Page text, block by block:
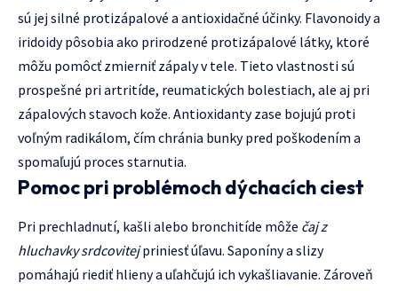
sú jej silné protizápalové a antioxidačné účinky. Flavonoidy a
iridoidy pôsobia ako prirodzené protizápalové látky, ktoré
môžu pomôcť zmierniť zápaly v tele. Tieto vlastnosti sú
prospešné pri artritíde, reumatických bolestiach, ale aj pri
zápalových stavoch kože. Antioxidanty zase bojujú proti
voľným radikálom, čím chránia bunky pred poškodením a
spomaľujú proces starnutia.
Pomoc pri problémoch dýchacích ciest
Pri prechladnutí, kašli alebo bronchitíde môže čaj z
hluchavky srdcovitejpriniesť úľavu. Saponíny a slizy
pomáhajú riediť hlieny a uľahčujú ich vykašliavanie. Zároveň